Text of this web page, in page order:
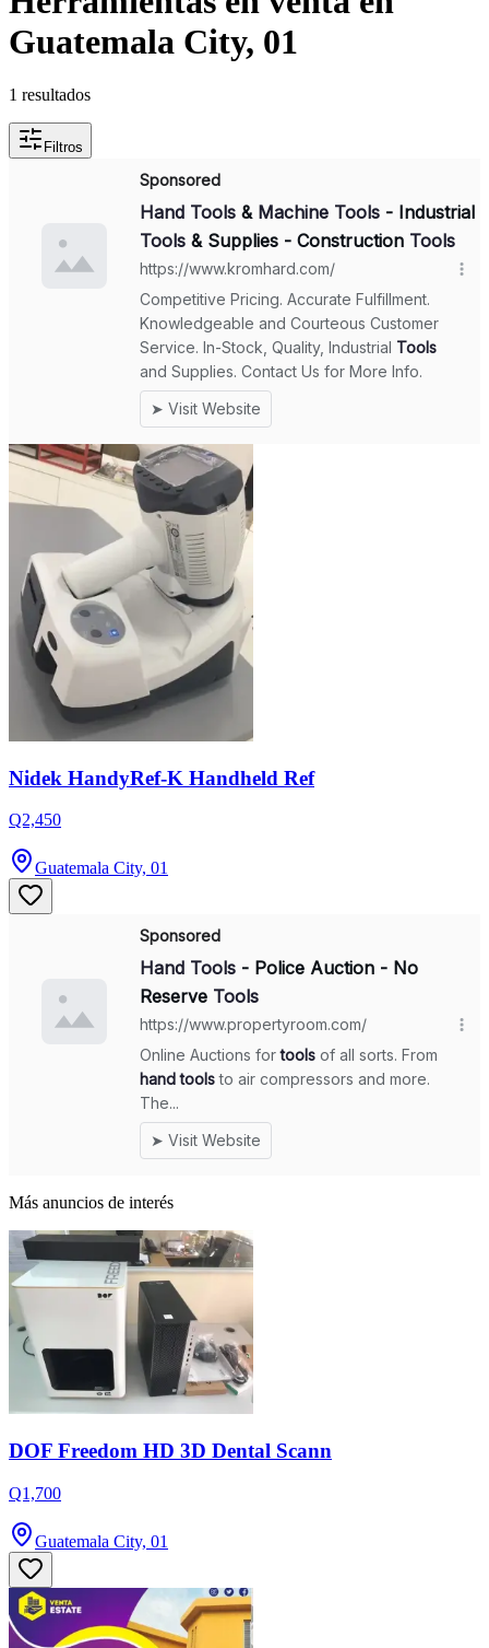
Guatemala City, 01
1 resultados
Filtros
Nidek HandyRef-K Handheld Ref
Q2,450
Guatemala City, 01
Más anuncios de interés
DOF Freedom HD 3D Dental Scann
Q1,700
Guatemala City, 01